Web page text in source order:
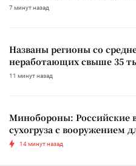
7 минут назад
Названы регионы со
неработающих свыше 35
11 минут назад
Минобороны: Российские
сухогруза с вооружением
14 минут назад